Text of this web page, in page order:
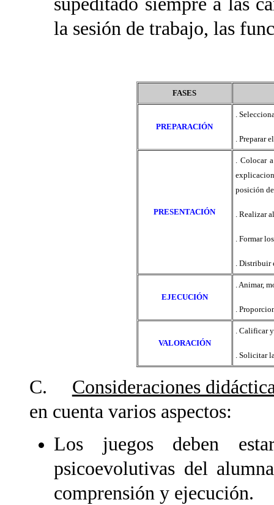
la sesión de trabajo, las
FASES
PREPARACIÓN
.
. Preparar
PRESENTACIÓN
. Colocar
posición
. Realizar
. Formar
. Distribuir
EJECUCIÓN
. Animar,
.
VALORACIÓN
. Calificar
. Solicitar
C. Consideraciones
en cuenta varios aspectos:
Los juegos deben
psicoevolutivas del
comprensión y ejecución.